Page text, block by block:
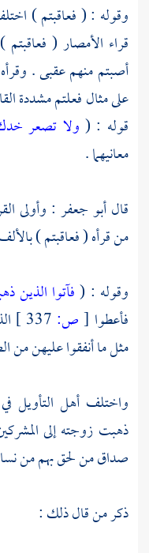
وقوله : ( فعاقبتم )
قراء الأمصار (
أصبتم منهم عقبى . وقرأه
على مثال فعلتم مشددة
قوله : ( ولا تصعر
معانيهما .
قالأبو جعفر : وأولى
من قرأه ( فعاقبتم )
وقوله : (فآتوا الذين
فأعطوا [ص:
مثل ما أنفقوا عليهن من
واختلف أهل التأويل
ذهبت زوجته إلى
صداق من لحق بهم من
ذكر من قال ذلك :